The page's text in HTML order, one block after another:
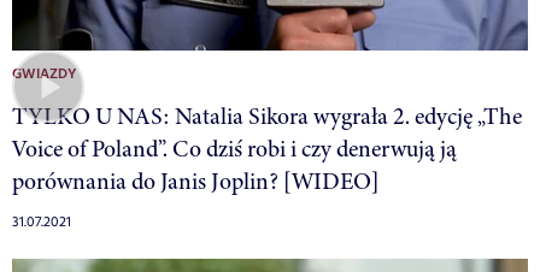
GWIAZDY
TYLKO U NAS: Natalia Sikora wygrała 2. edycję „The
Voice of Poland”. Co dziś robi i czy denerwują ją
porównania do Janis Joplin? [WIDEO]
31.07.2021